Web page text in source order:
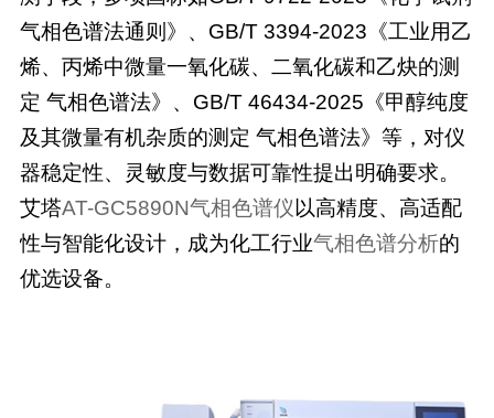
气相色谱法通则》、GB/T 3394-2023《工业用乙
烯、丙烯中微量一氧化碳、二氧化碳和乙炔的测
定 气相色谱法》、GB/T 46434-2025《甲醇纯度
及其微量有机杂质的测定 气相色谱法》等，对仪
器稳定性、灵敏度与数据可靠性提出明确要求。
艾塔AT-GC5890N气相色谱仪 以高精度、高适配
性与智能化设计，成为化工行业气相色谱分析的
优选设备。